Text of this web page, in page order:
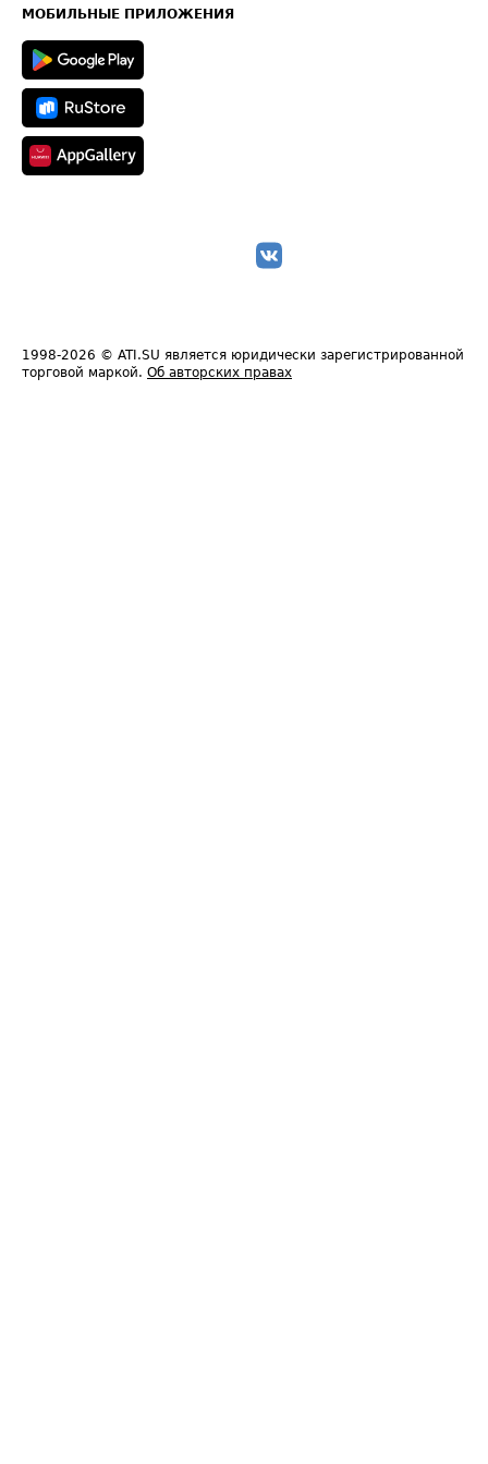
Техническая информация
МОБИЛЬНЫЕ ПРИЛОЖЕНИЯ
1998-2026 © ATI.SU является юридически зарегистрированной
торговой маркой. Об авторских правах